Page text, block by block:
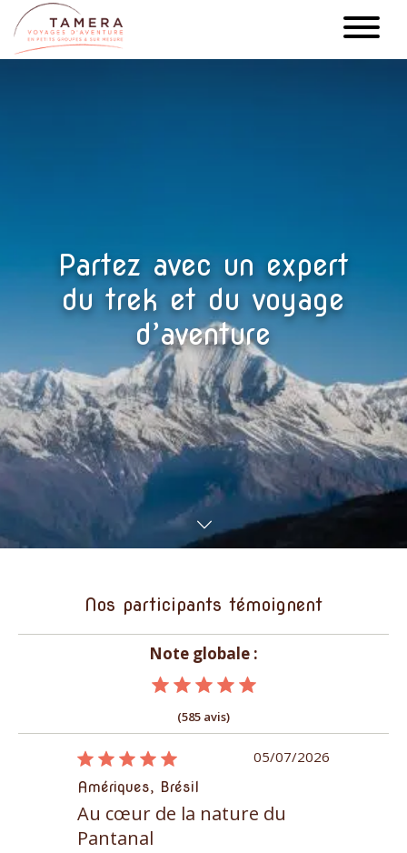
Aller
au
contenu
Partez avec un expert
du trek et du voyage
d’aventure
Nos participants témoignent
Note globale :
(585 avis)
05/07/2026
Amériques, Brésil
Au cœur de la nature du
Pantanal